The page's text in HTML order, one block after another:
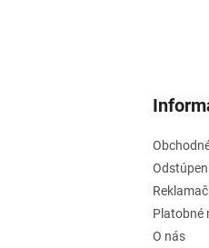
Platobné
O nás